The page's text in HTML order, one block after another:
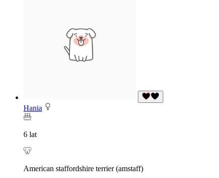
Hania
6 lat
American staffordshire terrier (amstaff)